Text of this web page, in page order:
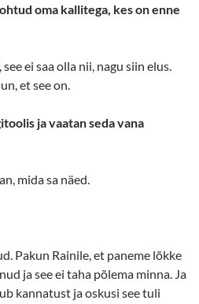
oma kallitega, kes on enne
ei saa olla nii, nagu siin elus.
et see on.
ja vaatan seda vana
mida sa näed.
Pakun Rainile, et paneme lõkke
ja see ei taha põlema minna. Ja
kannatust ja oskusi see tuli